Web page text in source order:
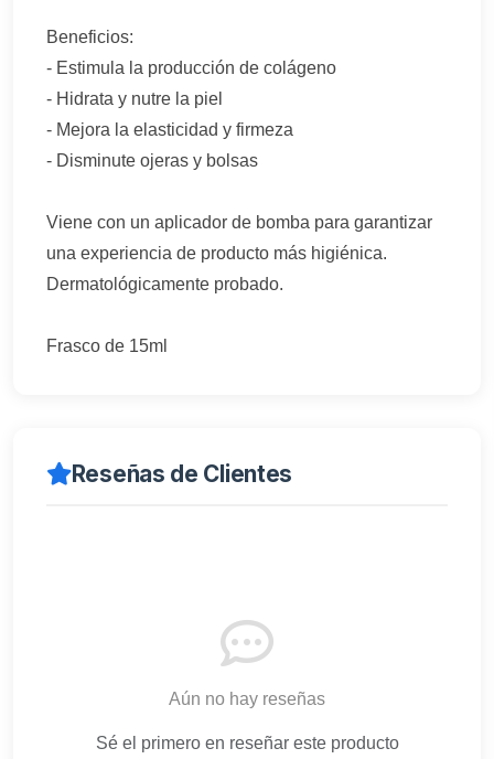
Beneficios:
- Estimula la producción de colágeno
- Hidrata y nutre la piel
- Mejora la elasticidad y firmeza
- Disminute ojeras y bolsas
Viene con un aplicador de bomba para garantizar
una experiencia de producto más higiénica.
Dermatológicamente probado.
Frasco de 15ml
Reseñas de Clientes
Aún no hay reseñas
Sé el primero en reseñar este producto